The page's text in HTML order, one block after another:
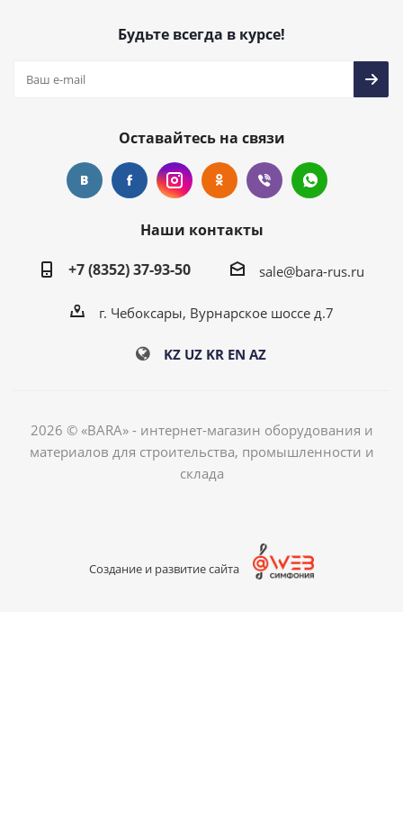
Будьте всегда в курсе!
Оставайтесь на связи
Наши контакты
+7 (8352) 37-93-50
sale@bara-rus.ru
г. Чебоксары, Вурнарское шоссе д.7
KZ UZ KR EN AZ
2026 © «BARA» - интернет-магазин оборудования и
материалов для строительства, промышленности и
склада
Создание и развитие сайта